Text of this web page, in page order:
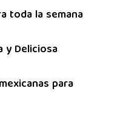
toda la semana
y Deliciosa
para